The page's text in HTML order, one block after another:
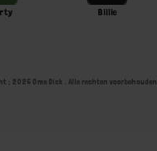
Billie
; 2026 Ome Dick . Alle rechten voorbehouden